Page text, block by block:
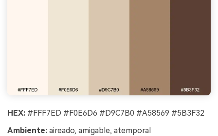
HEX: #FFF7ED #F0E6D6 #D9C7B0 #A58569 #5B3F32
Ambiente: aireado, amigable, atemporal